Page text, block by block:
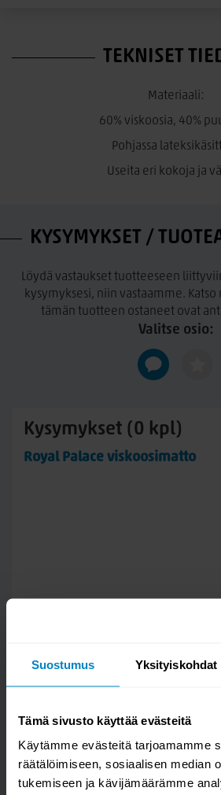
Suostumus Yksityiskohdat
Tämä sivusto käyttää evästeitä
Käytämme evästeitä tarjoamamme
räätälöimiseen, sosiaalisen median
tukemiseen ja kävijämäärämme
TEKNISET
Materiaali:
60% viskoosia, 40%
Pohjassa
Useita eri kokoja ja
KYSYMYKSET /
Löydä vastaukset tuotteeseen
kysymyksesi, niin vastaamme.
tämän tuotteen ostaneet ovat
Valitse osio:
Kysymykset (0 kpl)
Royal Palace viskoosimatto